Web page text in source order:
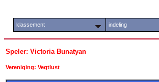
klassement indeling
Speler: Victoria Bunatyan
Vereniging: Vegtlust